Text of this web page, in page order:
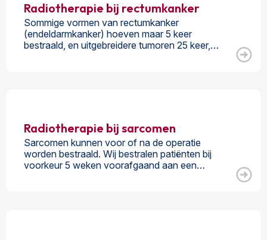
Radiotherapie bij rectumkanker
Sommige vormen van rectumkanker
(endeldarmkanker) hoeven maar 5 keer
bestraald, en uitgebreidere tumoren 25 keer,…
Radiotherapie bij sarcomen
Sarcomen kunnen voor of na de operatie
worden bestraald. Wij bestralen patiënten bij
voorkeur 5 weken voorafgaand aan een…